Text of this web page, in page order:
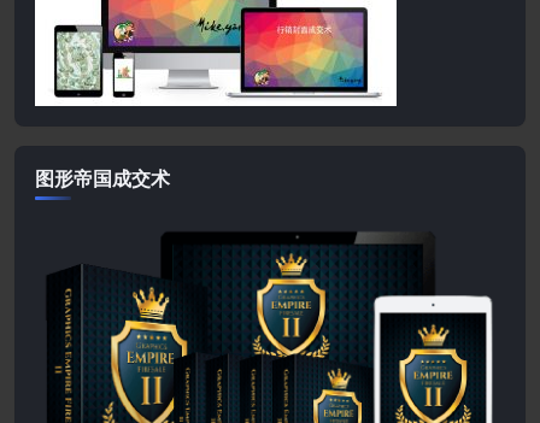
图形帝国成交术